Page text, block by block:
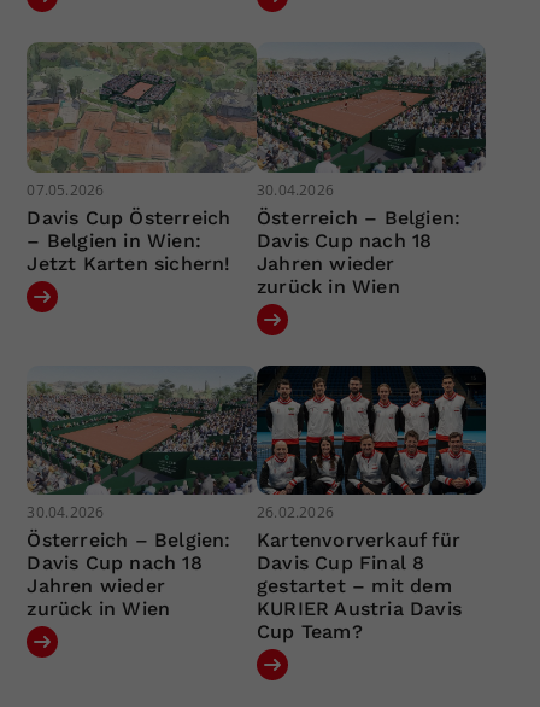
07.05.2026
Davis Cup Österreich
– Belgien in Wien:
Jetzt Karten sichern!
30.04.2026
Österreich – Belgien:
Davis Cup nach 18
Jahren wieder
zurück in Wien
30.04.2026
Österreich – Belgien:
Davis Cup nach 18
Jahren wieder
zurück in Wien
26.02.2026
Kartenvorverkauf für
Davis Cup Final 8
gestartet – mit dem
KURIER Austria Davis
Cup Team?